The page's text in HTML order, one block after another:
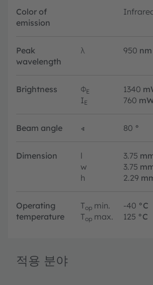
Color of
emission
Peak
wavelength
λ 950 nm
Brightness ΦE 1340
IE 760
Beam angle ∢ 80 °
Dimension l 3.75
w
3.75
h
2.29
Operating
temperature
Top min. -40 °C
Top max. 125 °C
적용 분야